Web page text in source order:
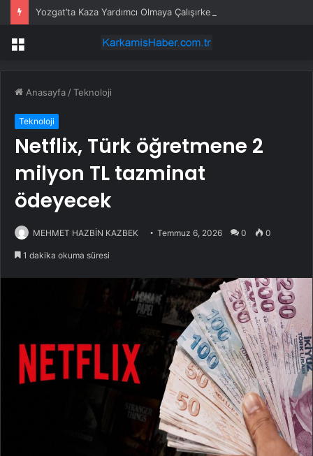
Menü
Anasayfa /Teknoloji
Teknoloji
Netflix, Türk öğretmene 2
milyon TL tazminat
ödeyecek
MEHMET HAZBİN KAZBEK Temmuz 6, 2026 0 0
1 dakika okuma süresi